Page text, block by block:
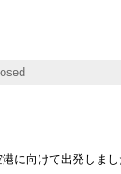
に向けて出発しま